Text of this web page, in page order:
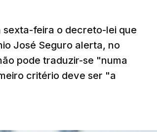
sexta-feira o decreto-lei que
José Seguro alerta, no
pode traduzir-se "numa
critério deve ser "a